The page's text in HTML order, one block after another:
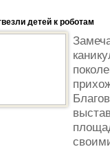
детей к роботам